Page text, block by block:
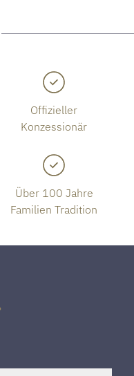
Offizieller
Konzessionär
Über 100 Jahre
Familien Tradition